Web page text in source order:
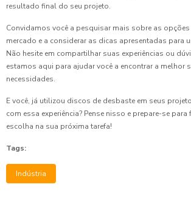
resultado final do seu projeto.
Convidamos você a pesquisar mais sobre as
mercado e a considerar as dicas apresentadas para
Não hesite em compartilhar suas experiências ou
estamos aqui para ajudar você a encontrar a melhor
necessidades.
E você, já utilizou discos de desbaste em seus
com essa experiência? Pense nisso e prepare-se para
escolha na sua próxima tarefa!
Tags:
Indústria